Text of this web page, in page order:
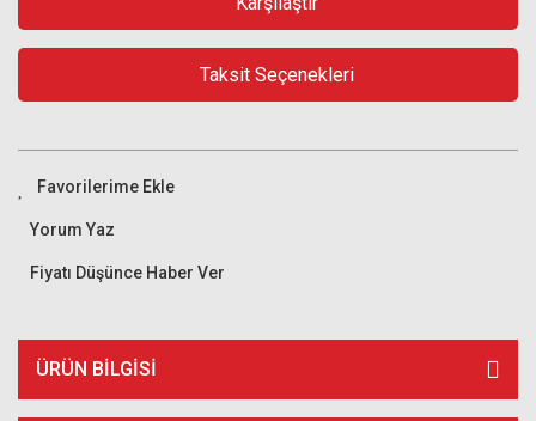
Taksit Seçenekleri
Yorum Yaz
Fiyatı Düşünce Haber Ver
ÜRÜN BILGISI